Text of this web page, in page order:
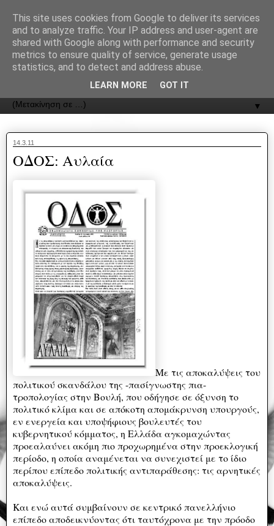
ΟΔΟΣ
▼
14.3.11
ΟΔΟΣ: Αυλαία
Με τις αποκαλύψεις του
πολιτικού σκανδάλου της -πασίγνωστης πια-
τροπολογίας στην Βουλή, που οδήγησε σε όξυνση το
πολιτικό κλίμα και σε απόκοτη απομάκρυνση υπουργούς,
εν ενεργεία και υποψήφιους βουλευτές του
κυβερνητικού κόμματος, η Ελλάδα αγκομαχώντας
προεαλαύνει ακόμη πιο προχωρημένα στην προεκλογική
περίοδο, η οποία αναμένεται να συνεχιστεί με το ίδιο
περίπου επίπεδο πολιτικής αντιπαράθεσης: τις αρνητικές
αποκαλύψεις.
Και ενώ αυτά συμβαίνουν σε κεντρικό πανελλήνιο
επίπεδο αποδεικνύοντας ότι ταυτόχρονα με την πρόοδο
This site uses cookies from Google to deliver its services
and to analyze traffic. Your IP address and user-agent are
shared with Google along with performance and security
metrics to ensure quality of service, generate usage
statistics, and to detect and address abuse.
LEARN MORE GOT IT